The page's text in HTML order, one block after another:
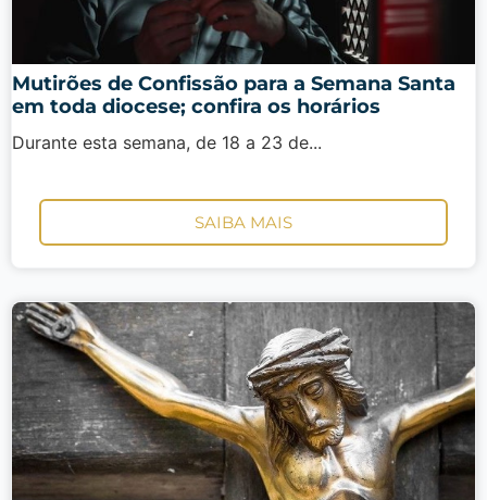
Mutirões de Confissão para a Semana Santa
em toda diocese; confira os horários
Durante esta semana, de 18 a 23 de...
SAIBA MAIS